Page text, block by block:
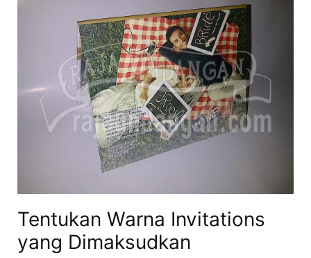
Tentukan Warna Invitations
yang Dimaksudkan